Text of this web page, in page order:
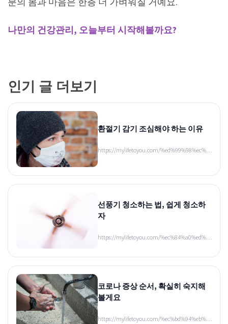
나만의 건강관리, 오늘부터 시작해볼까요?
인기 글 더보기
환절기 감기 조심해야 하는 이유
https://mylifetoyou.com/%ed%99%98%ec%…
선풍기 청소하는 법, 쉽게 청소하
자
https://mylifetoyou.com/%ec%84%a0%ed%…
코로나 증상 순서, 확실히 숙지해
볼게요
https://mylifetoyou.com/%ec%bd%94%eb%…